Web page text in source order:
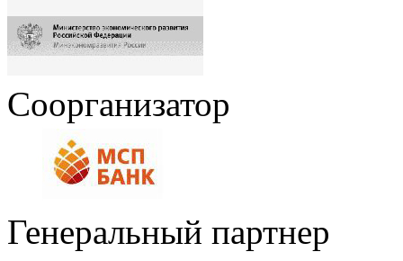
Соорганизатор
Генеральный партнер